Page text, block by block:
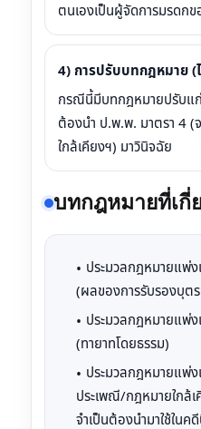
ตนเองเป็นผู้จัดการมรดก
4) การปรับบทกฎหมาย (
กรณีนี้มีบทกฎหมายปรับแ
ต้องนำ ป.พ.พ. มาตรา 4 (
ใกล้เคียงฯ) มาวินิจฉัย
บทกฎหมายที่เกี่
ประมวลกฎหมายแพ่
(ผลของการรับรองบุต
ประมวลกฎหมายแพ่
(ทายาทโดยธรรม)
ประมวลกฎหมายแพ่
ประเพณี/กฎหมายใกล้
จำเป็นต้องนำมาใช้ในค